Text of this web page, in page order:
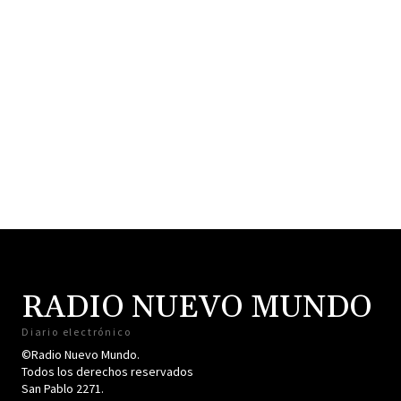
RADIO NUEVO MUNDO
Diario electrónico
©Radio Nuevo Mundo.
Todos los derechos reservados
San Pablo 2271.